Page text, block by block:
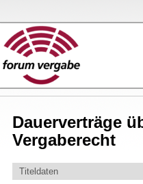
Dauerverträge
Vergaberecht
Titeldaten